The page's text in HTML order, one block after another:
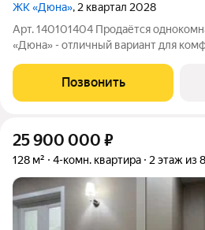
ЖК «Дюна», 2 квартал 2028
Арт. 140101404 Продаётся
«Дюна» - отличный вариант для
Предлагаем однокомнатную
комплексе бизнескласса «Дюна».
Позвонить
25 900 000 ₽
128 м² 4-комн. квартира 2 этаж из 8